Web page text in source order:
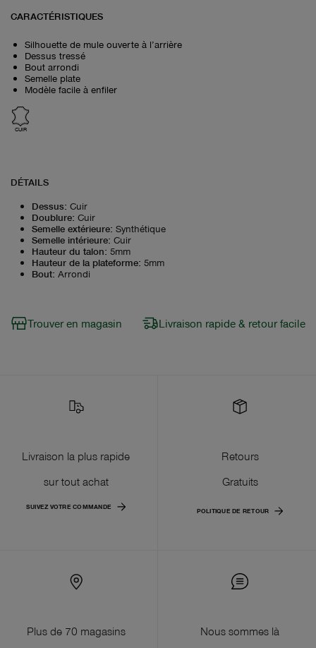
CARACTÉRISTIQUES
Silhouette de mule ouverte à l’arrière
Dessus tressé
Bout arrondi
Semelle plate
Modèle facile à enfiler
CUIR
DÉTAILS
Dessus: Cuir
Doublure: Cuir
Semelle extérieure: Synthétique
Semelle intérieure: Cuir
Hauteur du talon: 5mm
Hauteur de la plateforme: 5mm
Bout: Arrondi
Trouver en magasin Livraison rapide & retour facile
Livraison la plus rapide
sur tout achat
SUIVEZ VOTRE COMMANDE
Retours
Gratuits
POLITIQUE DE RETOUR
Plus de 70 magasins
Nous sommes là